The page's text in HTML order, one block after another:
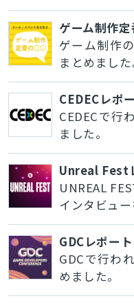
ゲーム制作
ゲーム制作
まとめました
CEDECレポ
CEDECで行
ました。
Unreal Fest
UNREAL
インタビュー
GDCレポート
GDCで行わ
めました。